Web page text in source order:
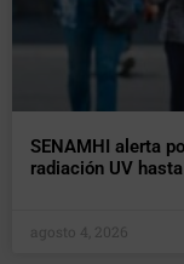
SENAMHI alerta
radiación UV
agosto 4, 2026